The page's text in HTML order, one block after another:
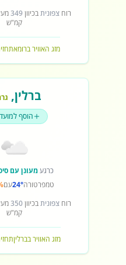
רוח צפוניתבכיוון349
קמ"ש
מזג האוויר ברומא
ברלין,
הוסף
כרגעמעונן עם
טמפרטורה24°עם
רוח צפוניתבכיוון350
קמ"ש
מזג האוויר בברלין